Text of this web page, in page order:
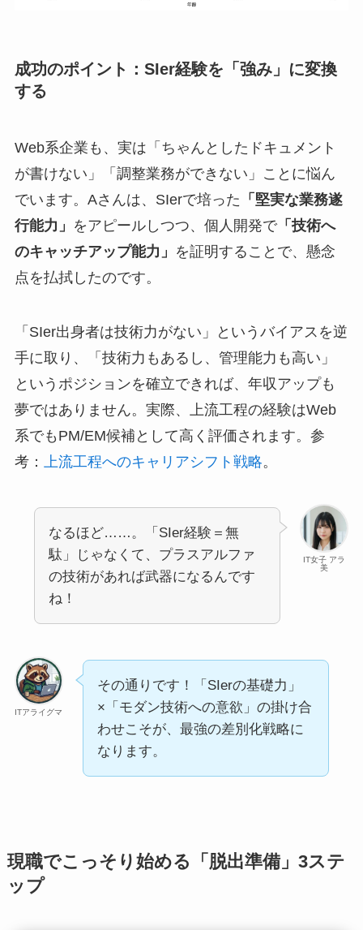
成功のポイント：SIer経験を「強み」に変換
する
Web系企業も、実は「ちゃんとしたドキュメント
が書けない」「調整業務ができない」ことに悩ん
でいます。Aさんは、SIerで培った 「堅実な業務遂
行能力」 をアピールしつつ、個人開発で「技術へ
のキャッチアップ能力」 を証明することで、懸念
点を払拭したのです。
「SIer出身者は技術力がない」というバイアスを逆
手に取り、「技術力もあるし、管理能力も高い」
というポジションを確立できれば、年収アップも
夢ではありません。実際、上流工程の経験はWeb
系でもPM/EM候補として高く評価されます。参
考： 上流工程へのキャリアシフト戦略。
IT女子 アラ
美
なるほど……。「SIer経験＝無
駄」じゃなくて、プラスアルファ
の技術があれば武器になるんです
ね！
ITアライグマ
その通りです！「SIerの基礎力」
×「モダン技術への意欲」の掛け合
わせこそが、最強の差別化戦略に
なります。
現職でこっそり始める「脱出準備」3ステ
ップ